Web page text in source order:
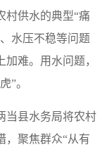
村供水的典型“痛
水压不稳等问题
难。用水问题，
”。
当县水务局将农村
，聚焦群众“从有